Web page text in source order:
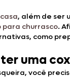
, além de ser
churrasco.
como
uma
você